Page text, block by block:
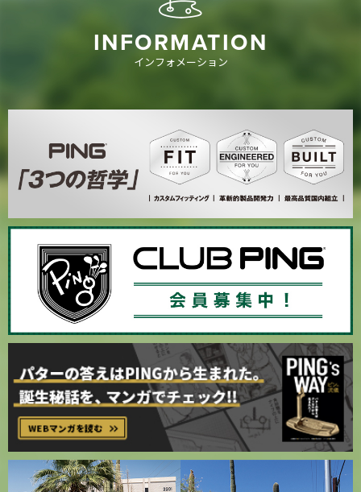
INFORMATION
インフォメーション